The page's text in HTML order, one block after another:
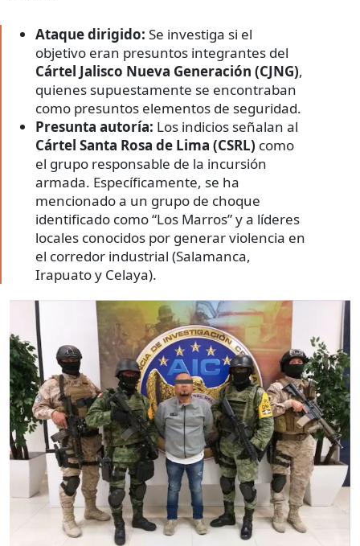
Ataque dirigido: Se investiga si el
objetivo eran presuntos integrantes del
Cártel Jalisco Nueva Generación (CJNG),
quienes supuestamente se encontraban
como presuntos elementos de seguridad.
Presunta autoría: Los indicios señalan al
Cártel Santa Rosa de Lima (CSRL) como
el grupo responsable de la incursión
armada. Específicamente, se ha
mencionado a un grupo de choque
identificado como “Los Marros” y a líderes
locales conocidos por generar violencia en
el corredor industrial (Salamanca,
Irapuato y Celaya).